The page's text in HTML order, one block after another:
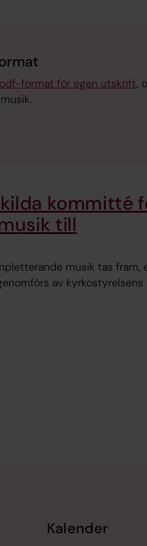
format för egen utskrift,
kommitté
till
musik tas fram,
av kyrkostyrelsens
Kalender